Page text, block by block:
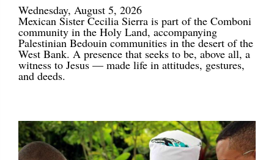
Wednesday, August 5, 2026
Mexican Sister Cecilia Sierra is part of the Comboni
community in the Holy Land, accompanying
Palestinian Bedouin communities in the desert of the
West Bank. A presence that seeks to be, above all, a
witness to Jesus — made life in attitudes, gestures,
and deeds.